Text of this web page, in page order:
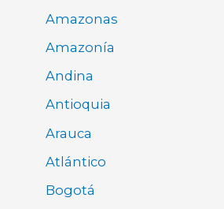
Amazonas
Amazonía
Andina
Antioquia
Arauca
Atlántico
Bogotá